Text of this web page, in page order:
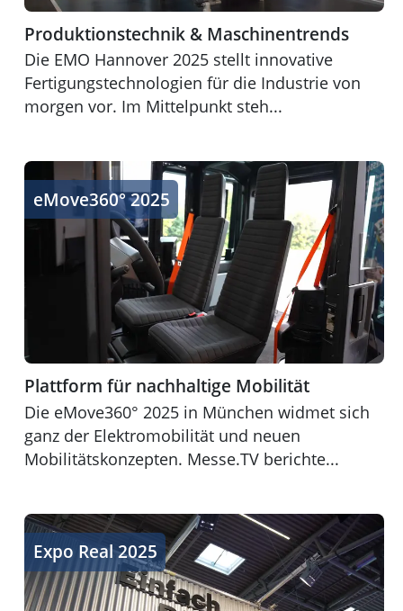
Produktionstechnik & Maschinentrends
Die EMO Hannover 2025 stellt innovative
Fertigungstechnologien für die Industrie von
morgen vor. Im Mittelpunkt steh...
Plattform für nachhaltige Mobilität
eMove360° 2025
Plattform für nachhaltige Mobilität
Die eMove360° 2025 in München widmet sich
ganz der Elektromobilität und neuen
Mobilitätskonzepten. Messe.TV berichte...
Trends Immobilienwirtschaft
Expo Real 2025